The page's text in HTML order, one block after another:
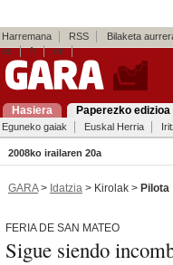
Harremana RSS Bilaketa
es
fr en
Hasiera Paperezko edizioa
Eguneko gaiak Euskal Herria
2008ko irailaren 20a
GARA> Idatzia> Kirolak > Pilota
FERIA DE SAN MATEO
Sigue siendo